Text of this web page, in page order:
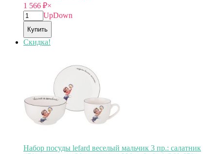
1 566 ₽×
UpDown
Купить
Скидка!
Набор посуды lefard веселый мальчик 3 пр.: салатник